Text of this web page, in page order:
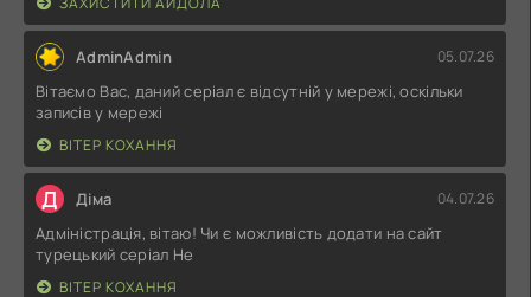
AdminAdmin 05.07.26
Вітаємо Вас, даний серіал є відсутній у мережі, оскільки
записів у мережі
ВІТЕР КОХАННЯ
Д Діма 04.07.26
Адміністрація, вітаю! Чи є можливість додати на сайт
турецький серіал Не
ВІТЕР КОХАННЯ